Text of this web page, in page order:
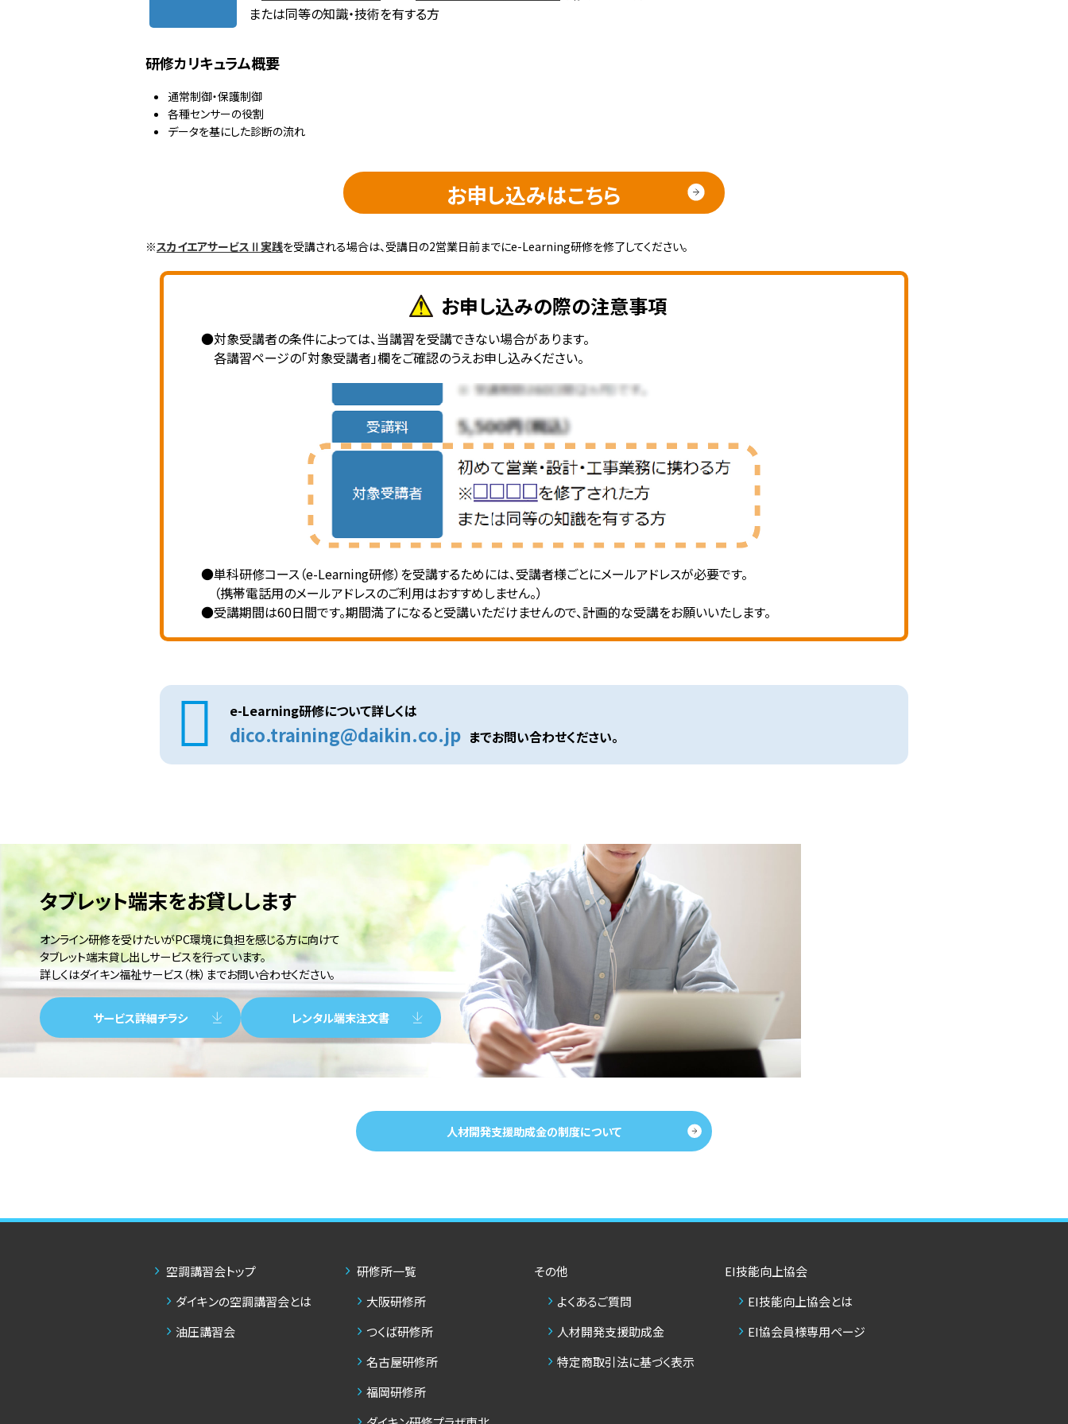
または同等の知識・技術を有する方
研修カリキュラム概要
通常制御・保護制御
各種センサーの役割
データを基にした診断の流れ
お申し込みはこちら
※スカイエアサービスⅡ実践を受講される場合は、受講日の2営業日前までにe-Learning研修を修了してください。
お申し込みの際の注意事項
●対象受講者の条件によっては、当講習を受講できない場合があります。
各講習ページの「対象受講者」欄をご確認のうえお申し込みください。
●単科研修コース（e-Learning研修）を受講するためには、受講者様ごとにメールアドレスが必要です。
（携帯電話用のメールアドレスのご利用はおすすめしません。）
●受講期間は60日間です。期間満了になると受講いただけませんので、計画的な受講をお願いいたします。
e-Learning研修について詳しくは
dico.training@daikin.co.jp までお問い合わせください。
タブレット端末をお貸しします
オンライン研修を受けたいがPC環境に負担を感じる方に向けて
タブレット端末貸し出しサービスを行っています。
詳しくはダイキン福祉サービス（株）までお問い合わせください。
サービス詳細チラシ レンタル端末注文書
人材開発支援助成金の制度について
空調講習会トップ
ダイキンの空調講習会とは
油圧講習会
研修所一覧
大阪研修所
つくば研修所
名古屋研修所
福岡研修所
その他
よくあるご質問
人材開発支援助成金
特定商取引法に基づく表示
EI技能向上協会
EI技能向上協会とは
EI協会員様専用ページ